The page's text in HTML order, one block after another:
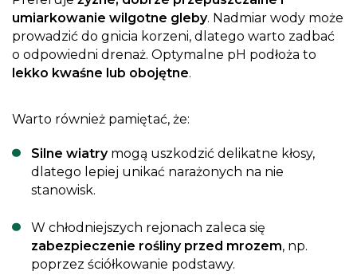
umiarkowanie wilgotne gleby. Nadmiar wody może
prowadzić do gnicia korzeni, dlatego warto zadbać
o odpowiedni drenaż. Optymalne pH podłoża to
lekko kwaśne lub obojętne.
Warto również pamiętać, że:
Silne wiatrymogą uszkodzić delikatne kłosy,
dlatego lepiej unikać narażonych na nie
stanowisk.
W chłodniejszych rejonach zaleca się
zabezpieczenie rośliny przed mrozem, np.
poprzez ściółkowanie podstawy.